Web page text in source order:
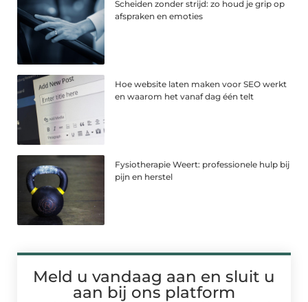
Scheiden zonder strijd: zo houd je grip op
afspraken en emoties
Hoe website laten maken voor SEO werkt
en waarom het vanaf dag één telt
Fysiotherapie Weert: professionele hulp bij
pijn en herstel
Meld u vandaag aan en sluit u
aan bij ons platform